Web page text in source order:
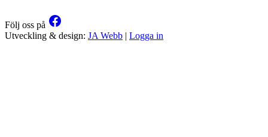
Följ oss på
Utveckling & design: JA Webb | Logga in